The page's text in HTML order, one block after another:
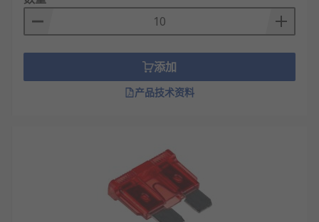
添加
产品技术资料